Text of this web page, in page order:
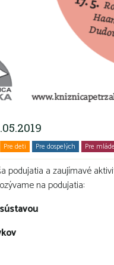
Pre deti Pre dospelých Pre
podujatia a zaujímavé
na podujatia: